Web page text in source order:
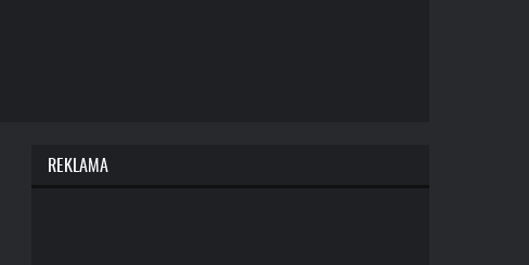
REKLAMA